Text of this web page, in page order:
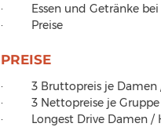
·         Essen und Getränke
·         Preise
PREISE
·         3 Bruttopreis je
·         3 Nettopreise je Gruppe
·         Longest Drive Damen